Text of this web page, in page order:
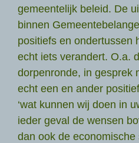
gemeentelijk beleid. De
binnen
positiefs en ondertussen
echt iets verandert. O.a.
dorpenronde, in gesprek
echt een en ander
‘wat kunnen wij doen in
ieder geval de wensen
dan ook de